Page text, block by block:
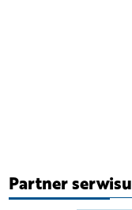
Partner serwisu